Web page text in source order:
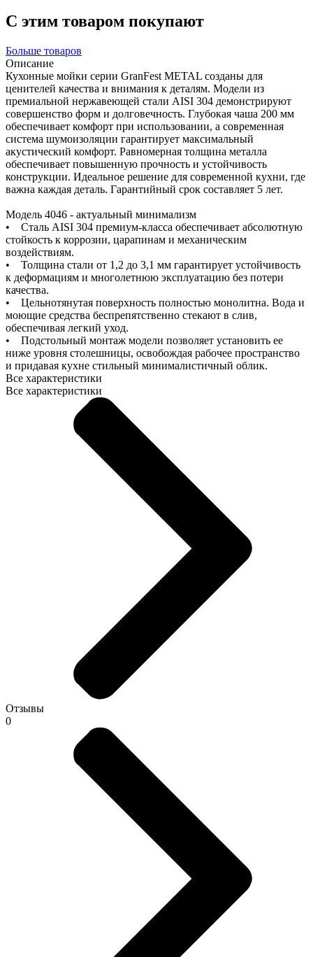
С этим товаром покупают
Больше товаров
Описание
Кухонные мойки серии GranFest METAL созданы для
ценителей качества и внимания к деталям. Модели из
премиальной нержавеющей стали AISI 304 демонстрируют
совершенство форм и долговечность. Глубокая чаша 200 мм
обеспечивает комфорт при использовании, а современная
система шумоизоляции гарантирует максимальный
акустический комфорт. Равномерная толщина металла
обеспечивает повышенную прочность и устойчивость
конструкции. Идеальное решение для современной кухни, где
важна каждая деталь. Гарантийный срок составляет 5 лет.
Модель 4046 - актуальный минимализм
• Сталь AISI 304 премиум-класса обеспечивает абсолютную
стойкость к коррозии, царапинам и механическим
воздействиям.
• Толщина стали от 1,2 до 3,1 мм гарантирует устойчивость
к деформациям и многолетнюю эксплуатацию без потери
качества.
• Цельнотянутая поверхность полностью монолитна. Вода и
моющие средства беспрепятственно стекают в слив,
обеспечивая легкий уход.
• Подстольный монтаж модели позволяет установить ее
ниже уровня столешницы, освобождая рабочее пространство
и придавая кухне стильный минималистичный облик.
Все характеристики
Все характеристики
Отзывы
0